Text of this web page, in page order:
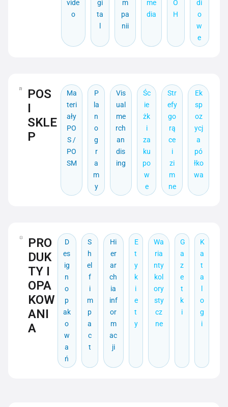
vide
o
gi
ta
m
pa
nii
me
dia
O
H
di
o
w
e
POS
I
SKLE
P
Ma
teri
ały
PO
S /
PO
SM
P
la
n
o
g
r
a
m
y
Vis
ual
me
rch
an
dis
ing
Śc
ie
żk
i
za
ku
po
w
e
Str
efy
go
rą
ce
i
zi
m
ne
Ek
sp
oz
ycj
a
pó
łko
wa
PRO
DUK
TY I
OPA
KOW
ANI
A
D
es
ig
n
o
p
ak
o
w
a
ń
S
h
el
f
i
m
p
a
c
t
Hi
er
ar
ch
ia
inf
or
m
ac
ji
E
t
y
k
i
e
t
y
Wa
ria
nty
kol
ory
sty
cz
ne
G
a
z
e
t
k
i
K
a
t
a
o
g
i